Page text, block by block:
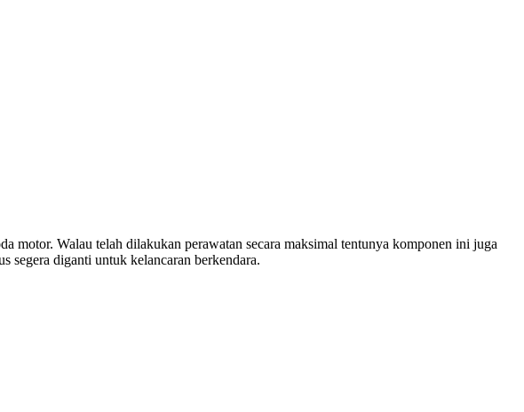
motor. Walau telah dilakukan perawatan secara maksimal tentunya komponen ini juga
segera diganti untuk kelancaran berkendara.